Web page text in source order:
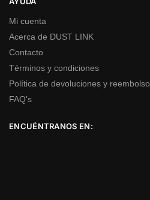
Mi cuenta
Acerca de DUST LINK
Contacto
Términos y condiciones
Política de devoluciones y reembolso
FAQ’s
ENCUÉNTRANOS EN: